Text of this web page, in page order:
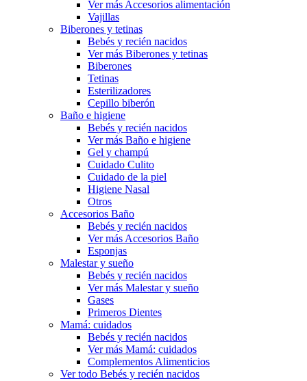
Ver más Accesorios alimentación
Vajillas
Biberones y tetinas
Bebés y recién nacidos
Ver más Biberones y tetinas
Biberones
Tetinas
Esterilizadores
Cepillo biberón
Baño e higiene
Bebés y recién nacidos
Ver más Baño e higiene
Gel y champú
Cuidado Culito
Cuidado de la piel
Higiene Nasal
Otros
Accesorios Baño
Bebés y recién nacidos
Ver más Accesorios Baño
Esponjas
Malestar y sueño
Bebés y recién nacidos
Ver más Malestar y sueño
Gases
Primeros Dientes
Mamá: cuidados
Bebés y recién nacidos
Ver más Mamá: cuidados
Complementos Alimenticios
Ver todo Bebés y recién nacidos